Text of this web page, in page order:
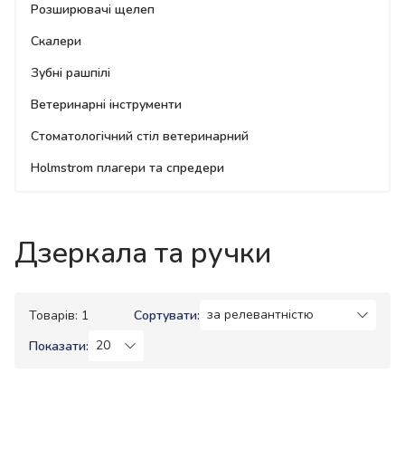
Розширювачі щелеп
Скалери
Зубні рашпілі
Ветеринарні інструменти
Стоматологічний стіл ветеринарний
Holmstrom плагери та спредери
Дзеркала та ручки
Товарів: 1
Сортувати:
Показати: